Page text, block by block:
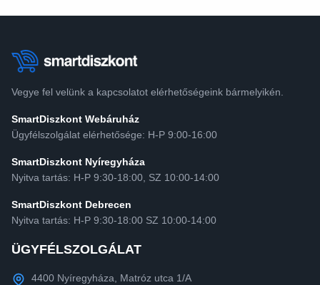
Vegye fel velünk a kapcsolatot elérhetőségeink bármelyikén.
SmartDiszkont Webáruház
Ügyfélszolgálat elérhetősége: H-P 9:00-16:00
SmartDiszkont Nyíregyháza
Nyitva tartás: H-P 9:30-18:00, SZ 10:00-14:00
SmartDiszkont Debrecen
Nyitva tartás: H-P 9:30-18:00 SZ 10:00-14:00
ÜGYFÉLSZOLGÁLAT
4400 Nyíregyháza, Matróz utca 1/A